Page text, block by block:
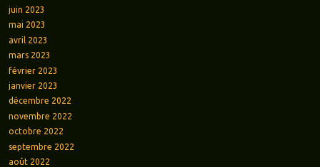
juin 2023
mai 2023
avril 2023
mars 2023
février 2023
janvier 2023
décembre 2022
novembre 2022
octobre 2022
septembre 2022
août 2022